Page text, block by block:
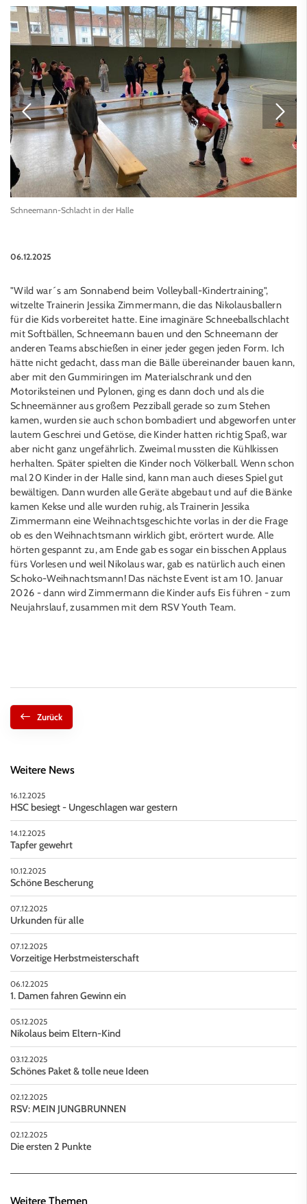
Schneemann-Schlacht in der Halle
06.12.2025
"Wild war´s am Sonnabend beim Volleyball-Kindertraining",
witzelte Trainerin Jessika Zimmermann, die das Nikolausballern
für die Kids vorbereitet hatte. Eine imaginäre Schneeballschlacht
mit Softbällen, Schneemann bauen und den Schneemann der
anderen Teams abschießen in einer jeder gegen jeden Form. Ich
hätte nicht gedacht, dass man die Bälle übereinander bauen kann,
aber mit den Gummiringen im Materialschrank und den
Motoriksteinen und Pylonen, ging es dann doch und als die
Schneemänner aus großem Pezziball gerade so zum Stehen
kamen, wurden sie auch schon bombadiert und abgeworfen unter
lautem Geschrei und Getöse, die Kinder hatten richtig Spaß, war
aber nicht ganz ungefährlich. Zweimal mussten die Kühlkissen
herhalten. Später spielten die Kinder noch Völkerball. Wenn schon
mal 20 Kinder in der Halle sind, kann man auch dieses Spiel gut
bewältigen. Dann wurden alle Geräte abgebaut und auf die Bänke
kamen Kekse und alle wurden ruhig, als Trainerin Jessika
Zimmermann eine Weihnachtsgeschichte vorlas in der die Frage
ob es den Weihnachtsmann wirklich gibt, erörtert wurde. Alle
hörten gespannt zu, am Ende gab es sogar ein bisschen Applaus
fürs Vorlesen und weil Nikolaus war, gab es natürlich auch einen
Schoko-Weihnachtsmann! Das nächste Event ist am 10. Januar
2026 - dann wird Zimmermann die Kinder aufs Eis führen - zum
Neujahrslauf, zusammen mit dem RSV Youth Team.
Zurück
Weitere News
16.12.2025
HSC besiegt - Ungeschlagen war gestern
14.12.2025
Tapfer gewehrt
10.12.2025
Schöne Bescherung
07.12.2025
Urkunden für alle
07.12.2025
Vorzeitige Herbstmeisterschaft
06.12.2025
1. Damen fahren Gewinn ein
05.12.2025
Nikolaus beim Eltern-Kind
03.12.2025
Schönes Paket & tolle neue Ideen
02.12.2025
RSV: MEIN JUNGBRUNNEN
02.12.2025
Die ersten 2 Punkte
Weitere Themen